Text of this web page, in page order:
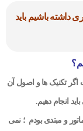
داشته باشیم باید
تکنیک ها و اصول آن
انجام دهیم.
و مبتدی بودم ؛ نمی